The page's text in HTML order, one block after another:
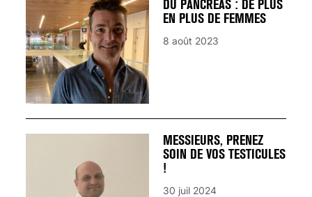
DU PANCRÉAS : DE PLUS
EN PLUS DE FEMMES
8 août 2023
MESSIEURS, PRENEZ
SOIN DE VOS TESTICULES
!
30 juil 2024